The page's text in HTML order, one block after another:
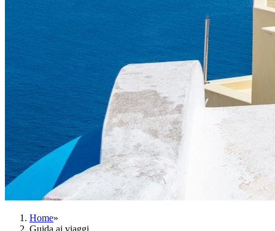
Home»
Guida ai viaggi